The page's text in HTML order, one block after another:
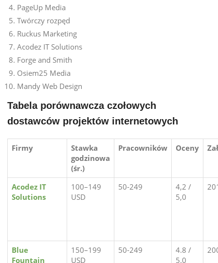
PageUp Media
Twórczy rozpęd
Ruckus Marketing
Acodez IT Solutions
Forge and Smith
Osiem25 Media
Mandy Web Design
Tabela porównawcza czołowych
dostawców projektów internetowych
Firmy
Stawka
godzinowa
(śr.)
Pracowników Oceny
Acodez IT
Solutions
100–149
USD
50-249
4,2 /
5,0
Blue
Fountain
150–199
USD
50-249
4.8 /
5.0